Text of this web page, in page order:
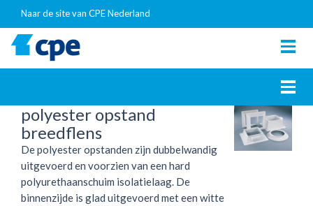
Naar de site van CPE Nederland
polyester opstand
breedflens
De polyester opstanden zijn dubbelwandig
uitgevoerd en voorzien van een hard
polyurethaanschuim isolatielaag. De
binnenzijde is glad uitgevoerd met een witte